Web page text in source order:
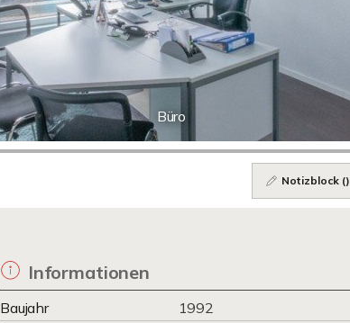
Büro
Notizblock ()
Informationen
Baujahr 1992